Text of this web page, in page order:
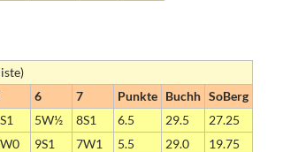
6 7 Punkte Buchh SoBerg
5W½ 8S1 6.5 29.5
27.25
9S1 7W1 5.5 29.0
19.75